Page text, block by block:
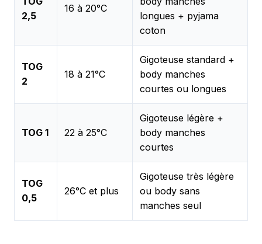
2,5
16 à 20°C
longues + pyjama
coton
TOG
2
18 à 21°C
Gigoteuse standard +
body manches
courtes ou longues
TOG 1 22 à 25°C
Gigoteuse légère +
body manches
courtes
TOG
0,5
26°C et plus
Gigoteuse très légère
ou body sans
manches seul